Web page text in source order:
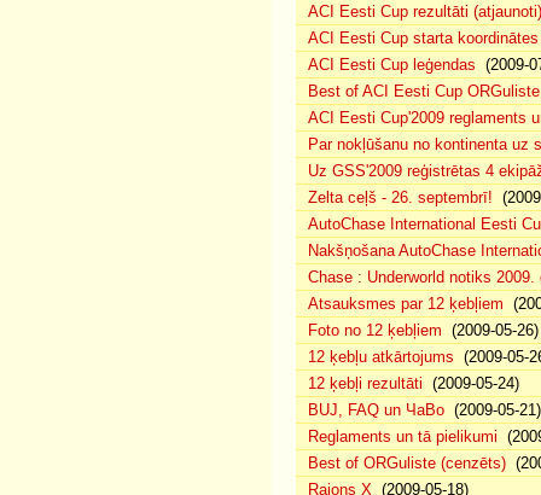
ACI Eesti Cup rezultāti (atjaunoti)
ACI Eesti Cup starta koordinātes
ACI Eesti Cup leģendas (2009-
Best of ACI Eesti Cup
ACI Eesti Cup'2009 reglaments
Par nokļūšanu no kontinenta uz
Uz GSS'2009 reģistrētas 4
Zelta ceļš - 26. septembrī!
AutoChase International Eesti
Nakšņošana AutoChase
Chase : Underworld notiks 2009.
Atsauksmes par 12 ķebļiem
Foto no 12 ķebļiem (2009-05-26)
12 ķebļu atkārtojums (2009-05-
12 ķebļi rezultāti (2009-05-24)
BUJ, FAQ un ЧаВо (2009-05-21)
Reglaments un tā pielikumi
Best of ORGuliste (cenzēts)
Rajons X (2009-05-18)